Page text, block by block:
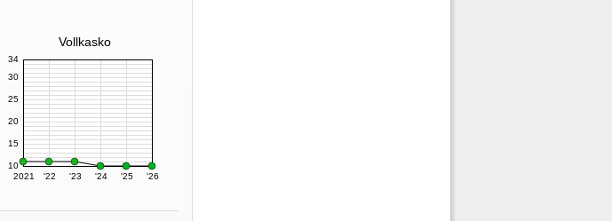
Vollkasko
2021 '22 '23 '24 '25 '26
10
15
20
25
30
34